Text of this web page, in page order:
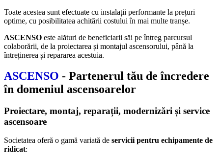
Toate acestea sunt efectuate cu instalații performante la prețuri
optime, cu posibilitatea achitării costului în mai multe tranșe.
ASCENSO este alături de beneficiarii săi pe întreg parcursul
colaborării, de la proiectarea și montajul ascensorului, până la
întreținerea și repararea acestuia.
ASCENSO - Partenerul tău de încredere
în domeniul ascensoarelor
Proiectare, montaj, reparații, modernizări și service
ascensoare
Societatea oferă o gamă variată de servicii pentru echipamente de
ridicat: